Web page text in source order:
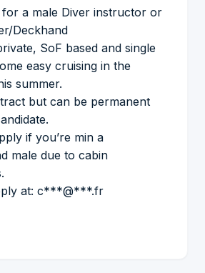
for a male Diver instructor or
Deckhand
SoF based and single
easy cruising in the
summer.
but can be permanent
if you’re min a
male due to cabin
at: c***@***.fr